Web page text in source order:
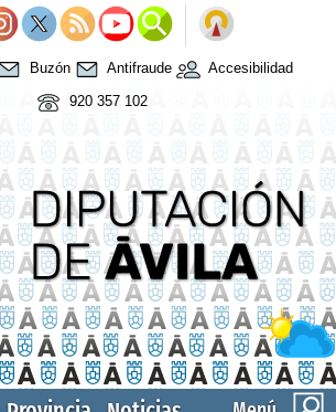
Buzón Antifraude
Accesibilidad
920 357 102